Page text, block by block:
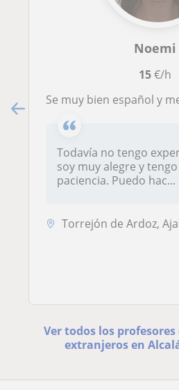
Noemi
15€/h
Se muy bien español y me gustaría
Todavía no tengo
soy muy alegre y
paciencia. Puedo hac...
Torrejón de Ardoz, Ajalvir, Alcalá de
Ver todos los
extranjeros en